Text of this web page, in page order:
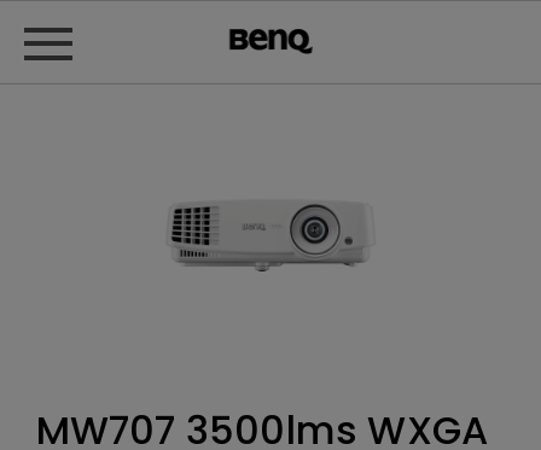
MW707 3500lms WXGA